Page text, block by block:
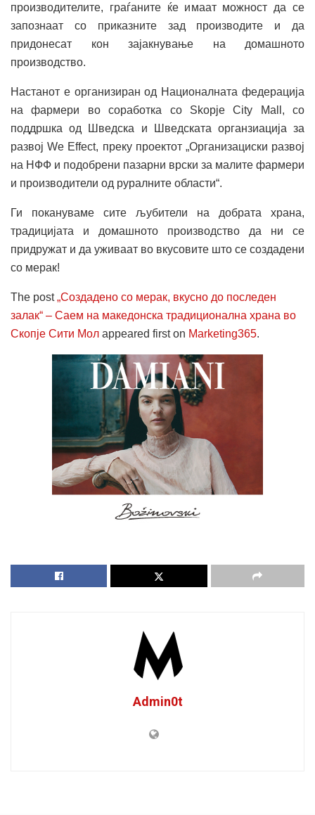
производителите, граѓаните ќе имаат можност да се
запознаат со приказните зад производите и да
придонесат кон зајакнување на домашното
производство.
Настанот е организиран од Националната федерација
на фармери во соработка со Skopje City Mall, со
поддршка од Шведска и Шведската органзиација за
развој We Effect, преку проектот „Организациски развој
на НФФ и подобрени пазарни врски за малите фармери
и производители од руралните области“.
Ги покануваме сите љубители на добрата храна,
традицијата и домашното производство да ни се
придружат и да уживаат во вкусовите што се создадени
со мерак!
The post„Создадено со мерак, вкусно до последен
залак“ – Саем на македонска традиционална храна во
Скопје Сити Мол appeared first on Marketing365.
Admin0t